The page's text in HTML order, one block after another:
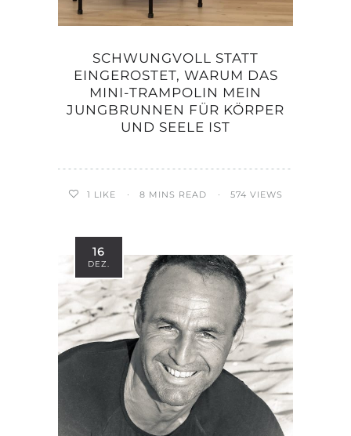
SCHWUNGVOLL STATT
EINGEROSTET, WARUM DAS
MINI-TRAMPOLIN MEIN
JUNGBRUNNEN FÜR KÖRPER
UND SEELE IST
1 LIKE 8 MINS READ 574 VIEWS
16
DEZ.